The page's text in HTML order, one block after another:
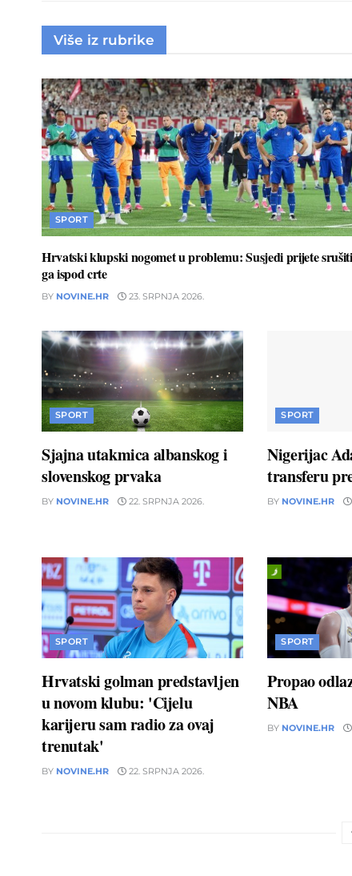
Više iz rubrike
SPORT
Hrvatski klupski nogomet u problemu: Susjedi prijete srušiti
ga ispod crte
BY NOVINE.HR 23. SRPNJA 2026.
SPORT
Sjajna utakmica albanskog i
slovenskog prvaka
BY NOVINE.HR 22. SRPNJA 2026.
SPORT
Nigerijac
transferu
BY NOVINE.HR
SPORT
Hrvatski golman predstavljen
u novom klubu: 'Cijelu
karijeru sam radio za ovaj
trenutak'
BY NOVINE.HR 22. SRPNJA 2026.
SPORT
Propao
NBA
BY NOVINE.HR